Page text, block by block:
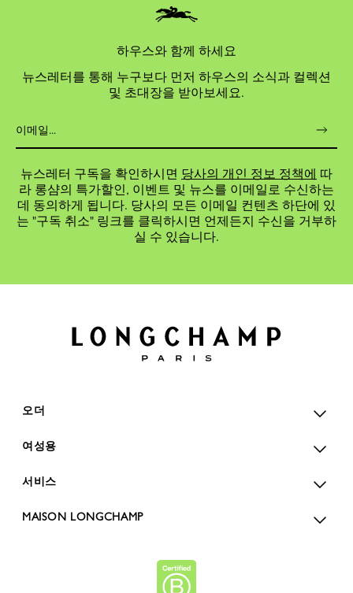
하우스와 함께 하세요
뉴스레터를 통해 누구보다 먼저 하우스의 소식과 컬렉션
및 초대장을 받아보세요.
뉴스레터 구독을 확인하시면 당사의 개인 정보 정책에 따
라 롱샴의 특가할인, 이벤트 및 뉴스를 이메일로 수신하는
데 동의하게 됩니다. 당사의 모든 이메일 컨텐츠 하단에 있
는 "구독 취소" 링크를 클릭하시면 언제든지 수신을 거부하
실 수 있습니다.
오더
여성용
서비스
MAISON LONGCHAMP